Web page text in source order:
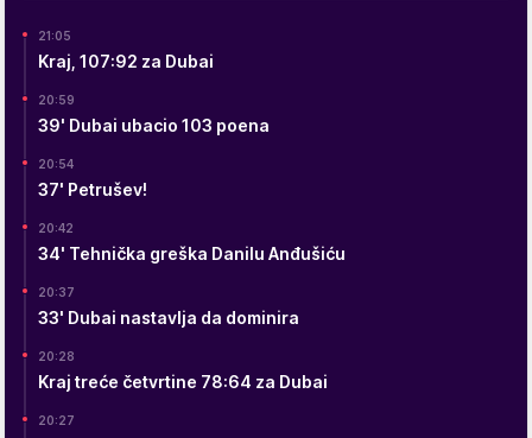
21:05
Kraj, 107:92 za Dubai
20:59
39' Dubai ubacio 103 poena
20:54
37' Petrušev!
20:42
34' Tehnička greška Danilu Anđušiću
20:37
33' Dubai nastavlja da dominira
20:28
Kraj treće četvrtine 78:64 za Dubai
20:27